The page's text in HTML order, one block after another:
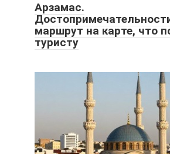
Арзамас.
маршрут на карте, что
туристу